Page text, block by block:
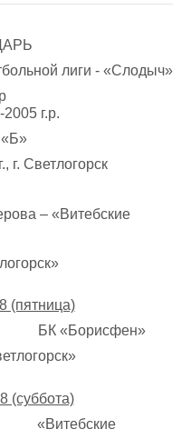
лиги - «Слодыч»
г.р.
«Б»
г. Светлогорск
– «Витебские
(пятница)
БК «Борисфен»
(суббота)
«Витебские